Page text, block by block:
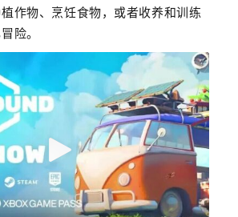
作物、烹饪食物，或者收养和训练
险。